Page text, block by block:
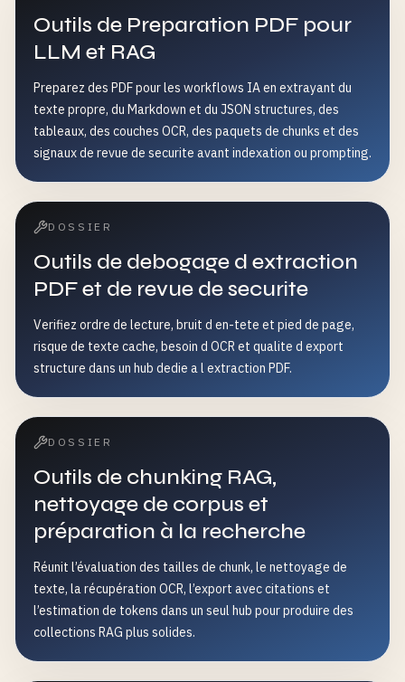
Outils de Preparation PDF pour
LLM et RAG
Preparez des PDF pour les workflows IA en extrayant du
texte propre, du Markdown et du JSON structures, des
tableaux, des couches OCR, des paquets de chunks et des
signaux de revue de securite avant indexation ou prompting.
DOSSIER
Outils de debogage d extraction
PDF et de revue de securite
Verifiez ordre de lecture, bruit d en-tete et pied de page,
risque de texte cache, besoin d OCR et qualite d export
structure dans un hub dedie a l extraction PDF.
DOSSIER
Outils de chunking RAG,
nettoyage de corpus et
préparation à la recherche
Réunit l’évaluation des tailles de chunk, le nettoyage de
texte, la récupération OCR, l’export avec citations et
l’estimation de tokens dans un seul hub pour produire des
collections RAG plus solides.